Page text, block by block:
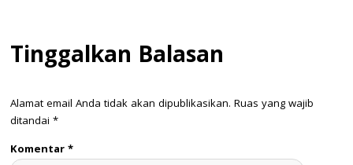
Tinggalkan Balasan
Alamat email Anda tidak akan dipublikasikan. Ruas yang wajib
ditandai *
Komentar*